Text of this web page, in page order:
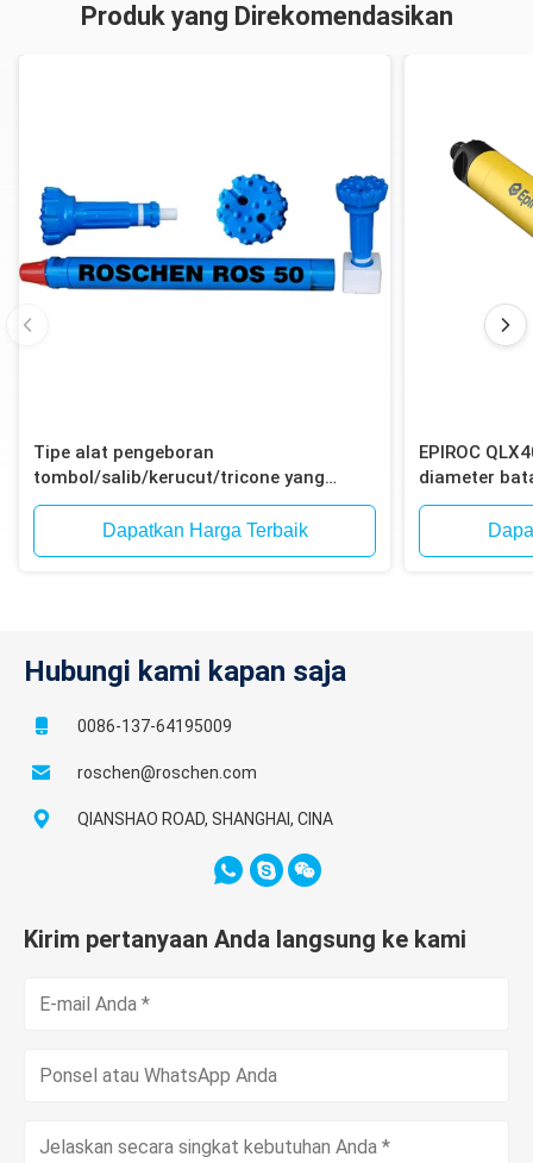
Produk yang Direkomendasikan
Tipe alat pengeboran
tombol/salib/kerucut/tricone yang
efisien untuk pengeboran dengan palu
ke dalam lubang
Dapatkan Harga Terbaik
EPIROC
diameter
12-Spline
ledakan bijih
Hubungi kami kapan saja
0086-137-64195009
roschen@roschen.com
QIANSHAO ROAD, SHANGHAI, CINA
Kirim pertanyaan Anda langsung ke kami